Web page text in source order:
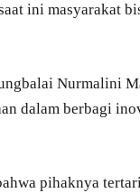
ini masyarakat
Nurmalini
dalam berbagi
pihaknya